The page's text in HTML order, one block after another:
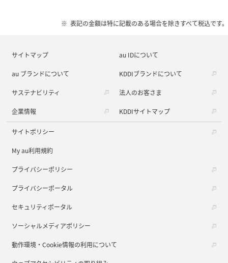
表記の金額は特に記載のある場合を除きすべて税込です。
サイトマップ au IDについて
au ブランドについて KDDIブランドについて
サステナビリティ 法人のお客さま
企業情報 KDDIサイトマップ
サイトポリシー
My au利用規約
プライバシーポリシー
プライバシーポータル
セキュリティポータル
ソーシャルメディアポリシー
動作環境・Cookie情報の利用について